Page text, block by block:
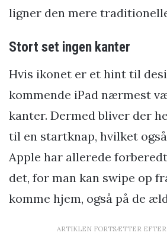
ligner den mere
Stort set ingen kanter
Hvis ikonet er et hint til
kommende iPad nærmest
kanter. Dermed bliver der
til en startknap, hvilket
Apple har allerede
det, for man kan swipe op
komme hjem, også på de
ARTIKLEN FORTSÆTTER